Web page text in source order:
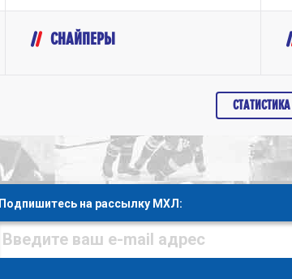
СНАЙПЕРЫ
СТАТИСТИКА
Подпишитесь на рассылку МХЛ: